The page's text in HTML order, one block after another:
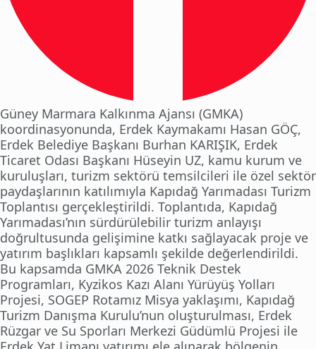
Güney Marmara Kalkınma Ajansı (GMKA)
koordinasyonunda, Erdek Kaymakamı Hasan GÖÇ,
Erdek Belediye Başkanı Burhan KARIŞIK, Erdek
Ticaret Odası Başkanı Hüseyin UZ, kamu kurum ve
kuruluşları, turizm sektörü temsilcileri ile özel sektör
paydaşlarının katılımıyla Kapıdağ Yarımadası Turizm
Toplantısı gerçekleştirildi. Toplantıda, Kapıdağ
Yarımadası’nın sürdürülebilir turizm anlayışı
doğrultusunda gelişimine katkı sağlayacak proje ve
yatırım başlıkları kapsamlı şekilde değerlendirildi.
Bu kapsamda GMKA 2026 Teknik Destek
Programları, Kyzikos Kazı Alanı Yürüyüş Yolları
Projesi, SOGEP Rotamız Misya yaklaşımı, Kapıdağ
Turizm Danışma Kurulu’nun oluşturulması, Erdek
Rüzgar ve Su Sporları Merkezi Güdümlü Projesi ile